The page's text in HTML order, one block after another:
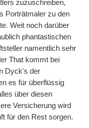
zuzuschreiben,
Porträtmaler zu den
Weit noch darüber
phantastischen
namentlich sehr
That kommt bei
Dyck's der
es für überflüssig
über diesen
Versicherung wird
für den Rest sorgen.